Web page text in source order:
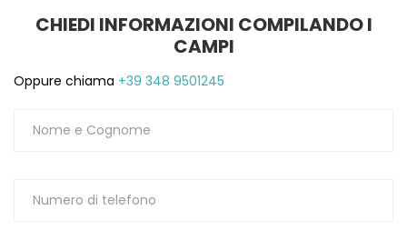
CHIEDI INFORMAZIONI COMPILANDO I
CAMPI
Oppure chiama +39 348 9501245